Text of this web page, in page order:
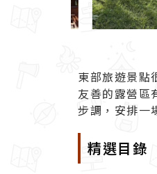
東部旅遊景點
友善的露營區
步調，安排一
精選目錄